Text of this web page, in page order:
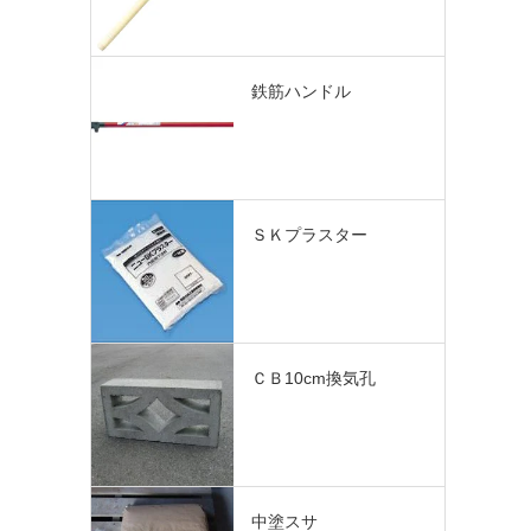
鉄筋ハンドル
ＳＫプラスター
ＣＢ10cm換気孔
中塗スサ